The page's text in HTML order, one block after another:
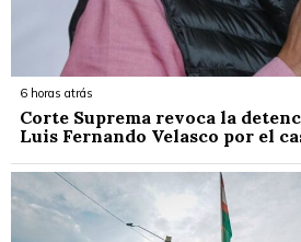
6 horas atrás
Corte Suprema revoca la
Luis Fernando Velasco por el